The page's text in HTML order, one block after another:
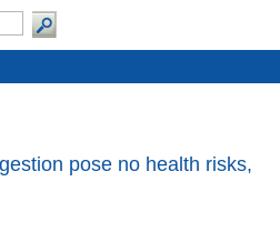
pose no health risks,